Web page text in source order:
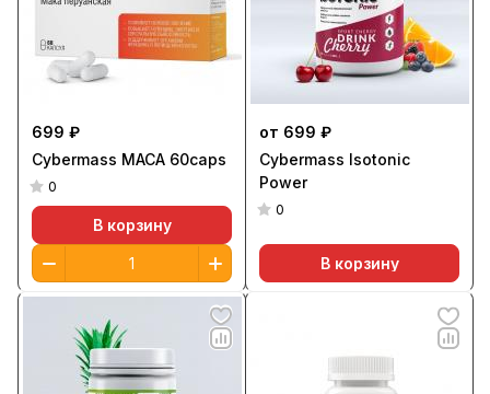
699 ₽
Cybermass MACA 60caps
0
В корзину
от 699 ₽
Cybermass Isotonic
Power
0
В корзину